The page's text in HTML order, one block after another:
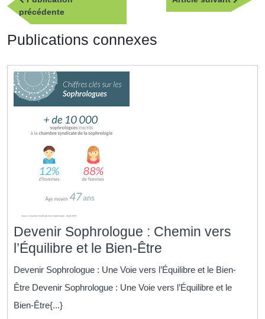
de
l’article
précédentePublication
précédente
Publications connexes
Devenir Sophrologue : Chemin vers
l’Équilibre et le Bien-Être
Sophrologue
Chemin
Devenir Sophrologue : Une Voie vers l’Équilibre et le Bien-
Être Devenir Sophrologue : Une Voie vers l’Équilibre et le
Bien-Être{...}